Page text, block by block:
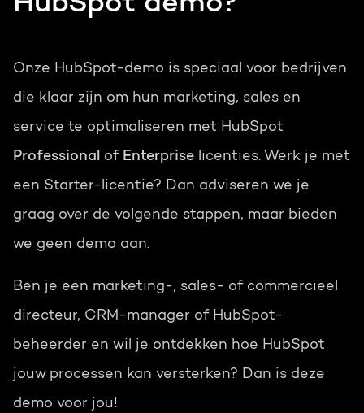
Onze HubSpot-demo is speciaal voor bedrijven
die klaar zijn om hun marketing, sales en
service te optimaliseren met HubSpot
Professional of Enterprise licenties. Werk je met
een Starter-licentie? Dan adviseren we je
graag over de volgende stappen, maar bieden
we geen demo aan.
Ben je een marketing-, sales- of commercieel
directeur, CRM-manager of HubSpot-
beheerder en wil je ontdekken hoe HubSpot
jouw processen kan versterken? Dan is deze
demo voor jou!